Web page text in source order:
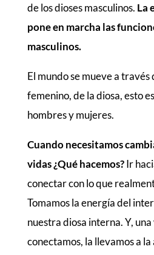
de los dioses masculinos. La
pone en marcha las
masculinos.
El mundo se mueve a través
femenino, de la diosa, esto
hombres y mujeres.
Cuando necesitamos
vidas ¿Qué hacemos?Ir
conectar con lo que
Tomamos la energía del
nuestra diosa interna. Y,
conectamos, la llevamos a la